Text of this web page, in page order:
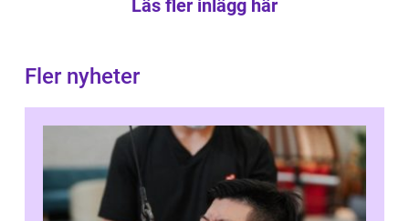
Läs fler inlägg här
Fler nyheter